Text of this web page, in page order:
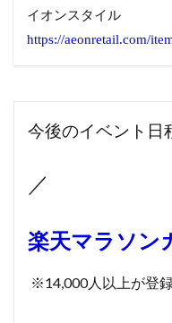
イオンスタイル
https://aeonretail.com/
今後のイベント日
／
楽天マラソン
※14,000人以上が登